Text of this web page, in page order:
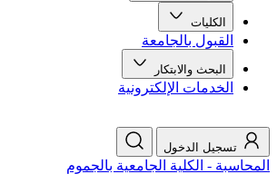
الكليات
القبول بالجامعة
البحث والابتكار
الخدمات الإلكترونية
تسجيل الدخول
المحاسبة - الكلية الجامعية بالجموم